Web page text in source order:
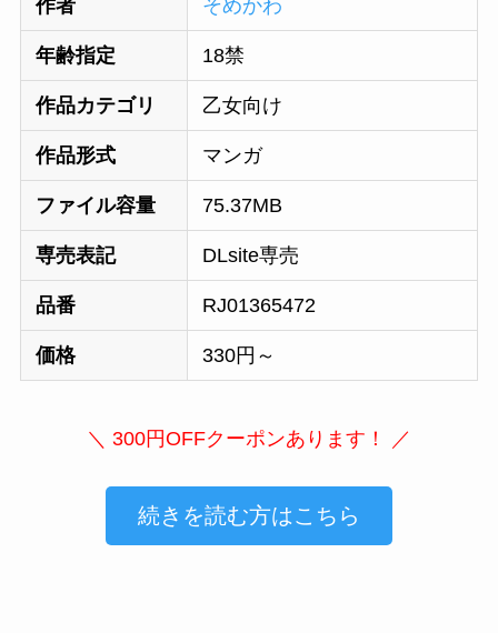
作者 そめかわ
年齢指定 18禁
作品カテゴリ 乙女向け
作品形式 マンガ
ファイル容量 75.37MB
専売表記 DLsite専売
品番 RJ01365472
価格 330円～
＼ 300円OFFクーポンあります！ ／
続きを読む方はこちら